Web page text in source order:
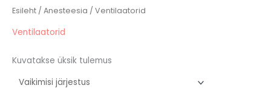
Esileht / Anesteesia / Ventilaatorid
Ventilaatorid
Kuvatakse üksik tulemus